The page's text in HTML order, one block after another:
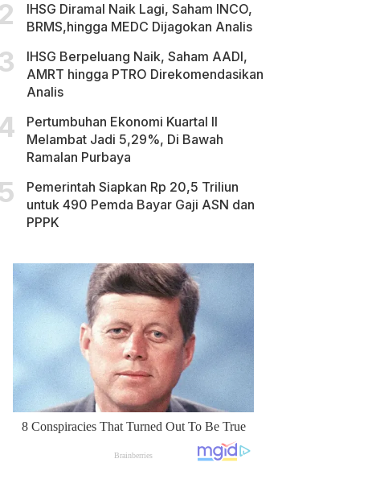
IHSG Diramal Naik Lagi, Saham INCO,
BRMS,hingga MEDC Dijagokan Analis
IHSG Berpeluang Naik, Saham AADI,
AMRT hingga PTRO Direkomendasikan
Analis
Pertumbuhan Ekonomi Kuartal II
Melambat Jadi 5,29%, Di Bawah
Ramalan Purbaya
Pemerintah Siapkan Rp 20,5 Triliun
untuk 490 Pemda Bayar Gaji ASN dan
PPPK